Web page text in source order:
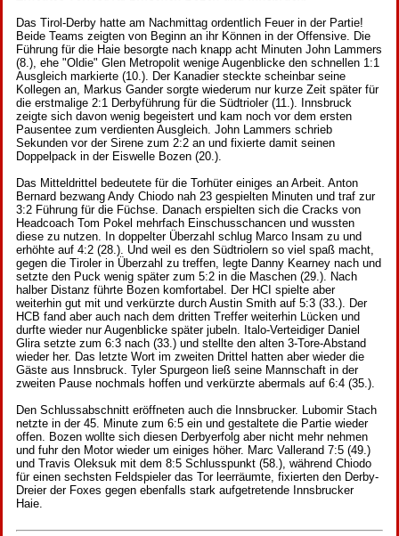
Das Tirol-Derby hatte am Nachmittag ordentlich Feuer in der Partie!
Beide Teams zeigten von Beginn an ihr Können in der Offensive. Die
Führung für die Haie besorgte nach knapp acht Minuten John Lammers
(8.), ehe "Oldie" Glen Metropolit wenige Augenblicke den schnellen 1:1
Ausgleich markierte (10.). Der Kanadier steckte scheinbar seine
Kollegen an, Markus Gander sorgte wiederum nur kurze Zeit später für
die erstmalige 2:1 Derbyführung für die Südtrioler (11.). Innsbruck
zeigte sich davon wenig begeistert und kam noch vor dem ersten
Pausentee zum verdienten Ausgleich. John Lammers schrieb
Sekunden vor der Sirene zum 2:2 an und fixierte damit seinen
Doppelpack in der Eiswelle Bozen (20.).
Das Mitteldrittel bedeutete für die Torhüter einiges an Arbeit. Anton
Bernard bezwang Andy Chiodo nah 23 gespielten Minuten und traf zur
3:2 Führung für die Füchse. Danach erspielten sich die Cracks von
Headcoach Tom Pokel mehrfach Einschusschancen und wussten
diese zu nutzen. In doppelter Überzahl schlug Marco Insam zu und
erhöhte auf 4:2 (28.). Und weil es den Südtriolern so viel spaß macht,
gegen die Tiroler in Überzahl zu treffen, legte Danny Kearney nach und
setzte den Puck wenig später zum 5:2 in die Maschen (29.). Nach
halber Distanz führte Bozen komfortabel. Der HCI spielte aber
weiterhin gut mit und verkürzte durch Austin Smith auf 5:3 (33.). Der
HCB fand aber auch nach dem dritten Treffer weiterhin Lücken und
durfte wieder nur Augenblicke später jubeln. Italo-Verteidiger Daniel
Glira setzte zum 6:3 nach (33.) und stellte den alten 3-Tore-Abstand
wieder her. Das letzte Wort im zweiten Drittel hatten aber wieder die
Gäste aus Innsbruck. Tyler Spurgeon ließ seine Mannschaft in der
zweiten Pause nochmals hoffen und verkürzte abermals auf 6:4 (35.).
Den Schlussabschnitt eröffneten auch die Innsbrucker. Lubomir Stach
netzte in der 45. Minute zum 6:5 ein und gestaltete die Partie wieder
offen. Bozen wollte sich diesen Derbyerfolg aber nicht mehr nehmen
und fuhr den Motor wieder um einiges höher. Marc Vallerand 7:5 (49.)
und Travis Oleksuk mit dem 8:5 Schlusspunkt (58.), während Chiodo
für einen sechsten Feldspieler das Tor leerräumte, fixierten den Derby-
Dreier der Foxes gegen ebenfalls stark aufgetretende Innsbrucker
Haie.